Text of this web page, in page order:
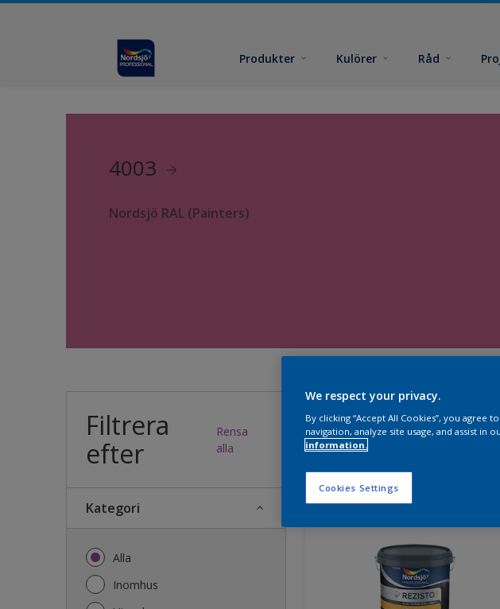
Produkter Kulörer Råd
4003
Nordsjö RAL (Painters)
Filtrera
efter
Rensa
alla
Kategori
Alla
Inomhus
Vilka produkter
35produkter hittade
We respect your privacy.
By clicking “Accept All Cookies”, you
navigation, analyze site usage, and assist in
information.
Cookies Settings